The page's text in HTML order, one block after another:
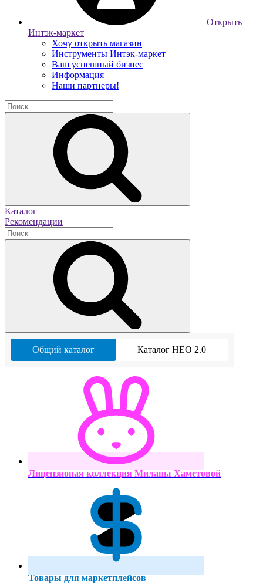
Открыть
Интэк-маркет
Хочу открыть магазин
Инструменты Интэк-маркет
Ваш успешный бизнес
Информация
Наши партнеры!
Каталог
Рекомендации
Общий каталог Каталог НЕО 2.0
Лицензионая коллекция Миланы Хаметовой
Товары для маркетплейсов